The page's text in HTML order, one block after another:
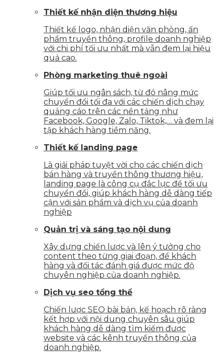
Thiết kế nhận diện thương hiệu
Thiết kế logo, nhận diện văn phòng, ấn
phẩm truyền thông, profile doanh nghiệp
với chi phí tối ưu nhất mà vẫn đem lại hiệu
quả cao.
Phòng marketing thuê ngoài
Giúp tối ưu ngân sách, từ đó nâng mức
chuyển đổi tối đa với các chiến dịch chạy
quảng cáo trên các nền tảng như
Facebook, Google, Zalo, Tiktok,… và đem lại
tập khách hàng tiềm năng.
Thiết kế landing page
Là giải pháp tuyệt vời cho các chiến dịch
bán hàng và truyền thông thương hiệu,
landing page là công cụ đắc lực để tối ưu
chuyển đổi, giúp khách hàng dễ dàng tiếp
cận với sản phẩm và dịch vụ của doanh
nghiệp
Quản trị và sáng tạo nội dung
Xây dựng chiến lược và lên ý tưởng cho
content theo từng giai đoạn, để khách
hàng và đối tác đánh giá được mức độ
chuyên nghiệp của doanh nghiệp.
Dịch vụ seo tổng thể
Chiến lược SEO bài bản, kế hoạch rõ ràng
kết hợp với nội dung chuyên sâu giúp
khách hàng dễ dàng tìm kiếm được
website và các kênh truyền thông của
doanh nghiệp.